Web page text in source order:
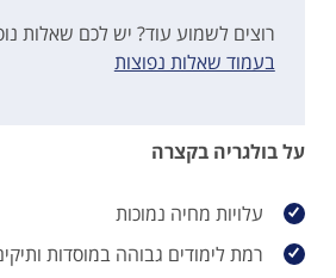
רוצים לשמוע עוד? יש לכם שאלות
בעמוד שאלות נפוצות
על בולגריה בקצרה
עלויות מחיה נמוכות
רמת לימודים גבוהה במוסדות